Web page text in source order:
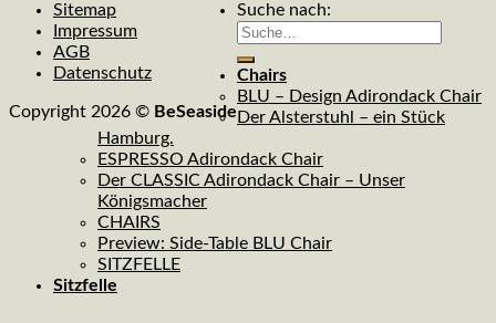
Sitemap
Impressum
AGB
Datenschutz
Copyright 2026 © BeSeaside
Suche nach:
Chairs
BLU – Design Adirondack Chair
Der Alsterstuhl – ein Stück
Hamburg.
ESPRESSO Adirondack Chair
Der CLASSIC Adirondack Chair – Unser
Königsmacher
CHAIRS
Preview: Side-Table BLU Chair
SITZFELLE
Sitzfelle